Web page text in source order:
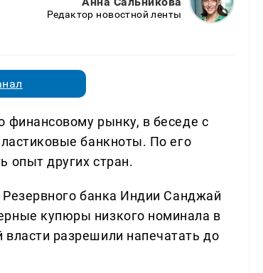
Редактор новостной ленты
финансовому рынку, в беседе с
банкноты. По его
опыт других стран.
банка Индии Санджай
купюры низкого номинала в
разрешили напечатать до